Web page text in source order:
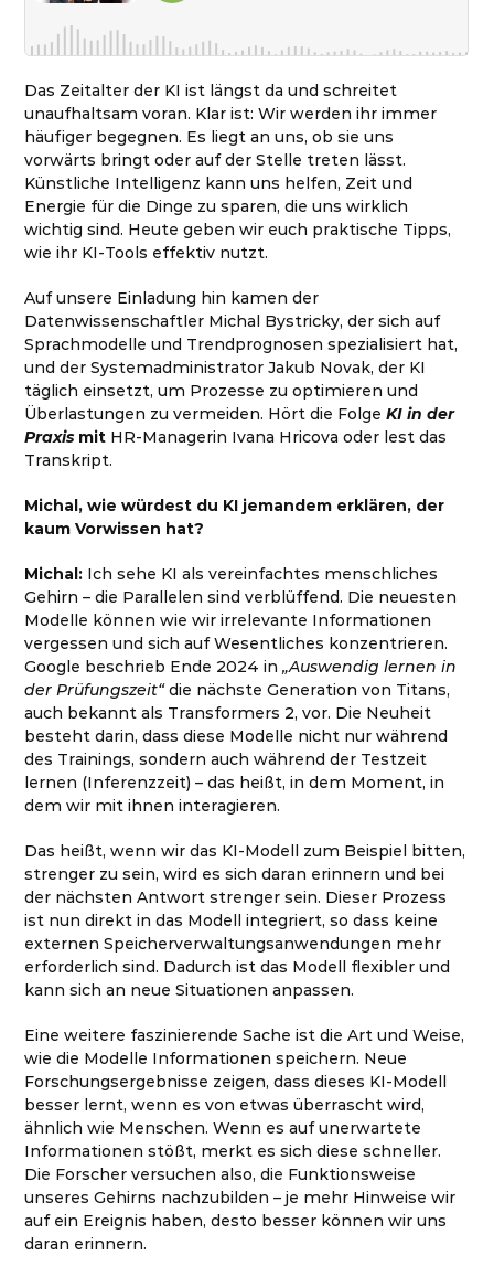
Das Zeitalter der KI ist längst da und schreitet
unaufhaltsam voran. Klar ist: Wir werden ihr immer
häufiger begegnen. Es liegt an uns, ob sie uns
vorwärts bringt oder auf der Stelle treten lässt.
Künstliche Intelligenz kann uns helfen, Zeit und
Energie für die Dinge zu sparen, die uns wirklich
wichtig sind. Heute geben wir euch praktische Tipps,
wie ihr KI-Tools effektiv nutzt.
Auf unsere Einladung hin kamen der
Datenwissenschaftler Michal Bystricky, der sich auf
Sprachmodelle und Trendprognosen spezialisiert hat,
und der Systemadministrator Jakub Novak, der KI
täglich einsetzt, um Prozesse zu optimieren und
Überlastungen zu vermeiden. Hört die FolgeKI in der
Praxis mit HR-Managerin Ivana Hricova oder lest das
Transkript.
Michal, wie würdest du KI jemandem erklären, der
kaum Vorwissen hat?
Michal: Ich sehe KI als vereinfachtes menschliches
Gehirn – die Parallelen sind verblüffend. Die neuesten
Modelle können wie wir irrelevante Informationen
vergessen und sich auf Wesentliches konzentrieren.
Google beschrieb Ende 2024 in„Auswendig lernen in
der Prüfungszeit“die nächste Generation von Titans,
auch bekannt als Transformers 2, vor. Die Neuheit
besteht darin, dass diese Modelle nicht nur während
des Trainings,sondern auch während der Testzeit
lernen (Inferenzzeit) – das heißt, in dem Moment, in
dem wir mit ihnen interagieren.
Das heißt, wenn wir das KI-Modell zum Beispiel bitten,
strenger zu sein, wird es sich daran erinnern und bei
der nächsten Antwort strenger sein. Dieser Prozess
ist nun direkt in das Modell integriert, so dass keine
externen Speicherverwaltungsanwendungen mehr
erforderlich sind. Dadurch ist das Modell flexibler und
kann sich an neue Situationen anpassen.
Eine weitere faszinierende Sache ist die Art und Weise,
wie die Modelle Informationen speichern. Neue
Forschungsergebnisse zeigen, dass dieses KI-Modell
besser lernt, wenn es von etwas überrascht wird,
ähnlich wie Menschen. Wenn es auf unerwartete
Informationen stößt, merkt es sich diese schneller.
Die Forscher versuchen also, die Funktionsweise
unseres Gehirns nachzubilden – je mehr Hinweise wir
auf ein Ereignis haben, desto besser können wir uns
daran erinnern.